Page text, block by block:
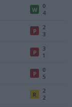
W
0
4
P
2
3
P
3
1
P
0
5
R
2
2